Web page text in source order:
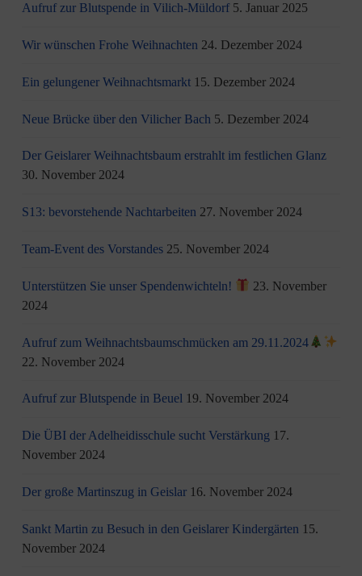
Aufruf zur Blutspende in Vilich-Müldorf 5. Januar 2025
Wir wünschen Frohe Weihnachten 24. Dezember 2024
Ein gelungener Weihnachtsmarkt 15. Dezember 2024
Neue Brücke über den Vilicher Bach 5. Dezember 2024
Der Geislarer Weihnachtsbaum erstrahlt im festlichen Glanz
30. November 2024
S13: bevorstehende Nachtarbeiten 27. November 2024
Team-Event des Vorstandes 25. November 2024
Unterstützen Sie unser Spendenwichteln!
23. November
2024
Aufruf zum Weihnachtsbaumschmücken am 29.11.2024
22. November 2024
Aufruf zur Blutspende in Beuel 19. November 2024
Die ÜBI der Adelheidisschule sucht Verstärkung 17.
November 2024
Der große Martinszug in Geislar 16. November 2024
Sankt Martin zu Besuch in den Geislarer Kindergärten 15.
November 2024